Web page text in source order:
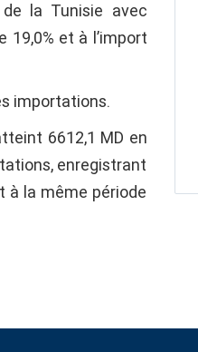
la Tunisie avec
19,0% et à l’import
importations.
6612,1 MD en
enregistrant
à la même période